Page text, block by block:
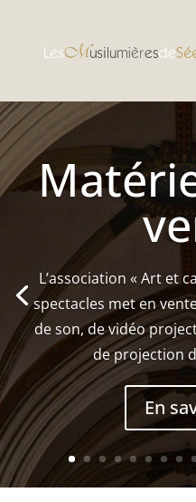
L’association « Art et
spectacles met en
de son, de vidéo
de projection
En